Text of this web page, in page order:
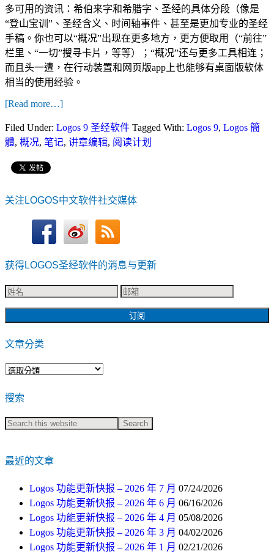
多可用的资讯：希伯来字和希腊字、圣经的具体分段（像是
“登山宝训”、圣经含义、时间轴事件、甚至是更加专业的圣经
手稿。你也可以“概况”出现在更多地方，更方便取用（“前往”
栏里、“一切”搜寻卡片，等等）；“概况”还与更多工具相连；
而且头一遭，在行动装置和网页版app上也能够有桌面版软体
相当的使用经验。
[Read more…]
Filed Under: Logos 9 圣经软件 Tagged With: Logos 9, Logos 簡
體, 概况, 笔记, 讲章编辑, 阅读计划
关注LOGOS中文软件社交媒体
获得LOGOS圣经软件的消息与更新
文章分类
文
分
类
搜索
最近的文章
Logos 功能更新快报 – 2026 年 7 月 07/24/2026
Logos 功能更新快报 – 2026 年 6 月 06/16/2026
Logos 功能更新快报 – 2026 年 4 月 05/08/2026
Logos 功能更新快报 – 2026 年 3 月 04/02/2026
Logos 功能更新快报 – 2026 年 1 月 02/21/2026